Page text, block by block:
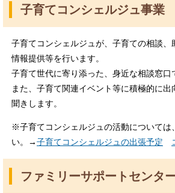
子育てコンシェルジュ事業
子育てコンシェルジュが、子育ての相談、
情報提供等を行います。
子育て世代に寄り添った、身近な相談窓口
また、子育て関連イベント等に積極的に出
聞きします。
※子育てコンシェルジュの活動については
い。→ 子育てコンシェルジュの出張予定
ファミリーサポートセンタ